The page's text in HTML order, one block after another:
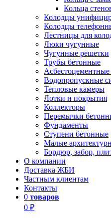
Кольца
Колодцы
Колодцы
Лестницы для
Люки чугунные
Чугунные решетки
Трубы бетонные
Водопропускные
Тепловые камеры
Лотки и покрытия
Коллекторы
Перемычки
Фундаменты
Ступени бетонные
Малые
Бордюр, забор,
О компании
Доставка ЖБИ
Частным клиентам
Контакты
0 товаров
0 ₽